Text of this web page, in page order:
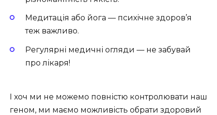
Медитація або йога — психічне здоров’я
теж важливо.
Регулярні медичні огляди — не забувай
про лікаря!
І хоч ми не можемо повністю контролювати наш
геном, ми маємо можливість обрати здоровий